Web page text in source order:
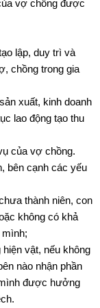
vợ chồng được
lập, duy trì và
chồng trong gia
xuất, kinh doanh
lao động tạo thu
của vợ chồng.
bên cạnh các yếu
thành niên, con
không có khả
mình;
vật, nếu không
nào nhận phần
được hưởng